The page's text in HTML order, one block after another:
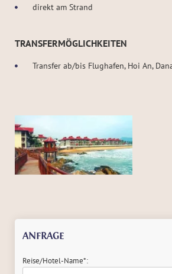
direkt am Strand
TRANSFERMÖGLICHKEITEN
Transfer ab/bis Flughafen, Hoi An,
ANFRAGE
Reise/Hotel-Name*: